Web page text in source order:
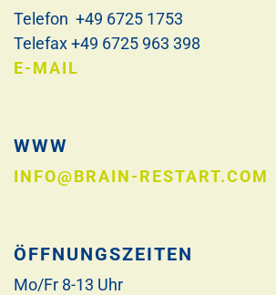
Telefon +49 6725 1753
Telefax +49 6725 963 398
E-MAIL
WWW
INFO@BRAIN-RESTART.COM
ÖFFNUNGSZEITEN
Mo/Fr 8-13 Uhr